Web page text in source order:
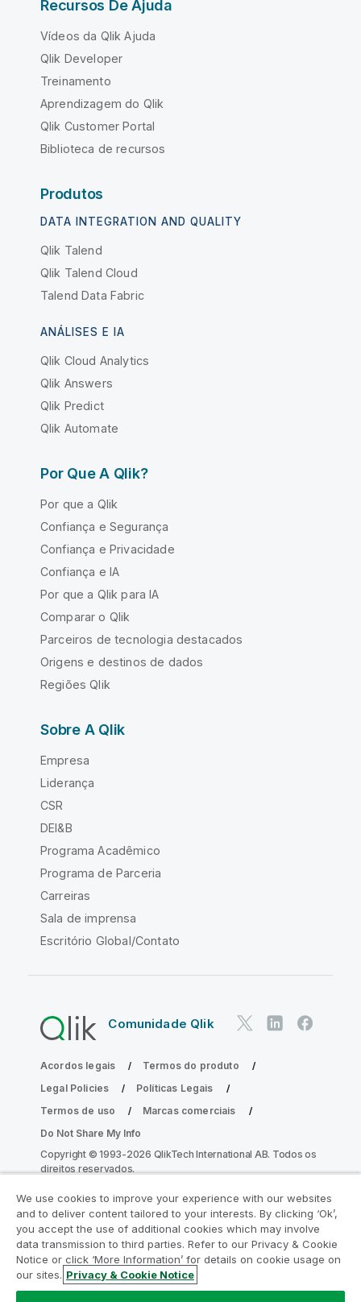
Recursos De Ajuda
Vídeos da Qlik Ajuda
Qlik Developer
Treinamento
Aprendizagem do Qlik
Qlik Customer Portal
Biblioteca de recursos
Produtos
DATA INTEGRATION AND QUALITY
Qlik Talend
Qlik Talend Cloud
Talend Data Fabric
ANÁLISES E IA
Qlik Cloud Analytics
Qlik Answers
Qlik Predict
Qlik Automate
Por Que A Qlik?
Por que a Qlik
Confiança e Segurança
Confiança e Privacidade
Confiança e IA
Por que a Qlik para IA
Comparar o Qlik
Parceiros de tecnologia destacados
Origens e destinos de dados
Regiões Qlik
Sobre A Qlik
Empresa
Liderança
CSR
DEI&B
Programa Acadêmico
Programa de Parceria
Carreiras
Sala de imprensa
Escritório Global/Contato
Comunidade Qlik
Acordos legais
Termos do produto
Legal Policies
Políticas Legais
Termos de uso
Marcas comerciais
Do Not Share My Info
Copyright © 1993-2026 QlikTech International AB. Todos os
direitos reservados.
Participe do Programa de Modernização
do Analytics
Modernize sem comprometer seus valiosos aplicativos
We use cookies to improve your experience with our websites
and to deliver content tailored to your interests. By clicking ‘Ok’,
you accept the use of additional cookies which may involve
data transmission to third parties. Refer to our Privacy & Cookie
Notice or click ‘More Information’ for details on cookie usage on
our sites. Privacy & Cookie Notice